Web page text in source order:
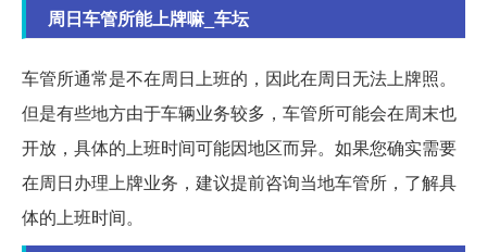
周日车管所能上牌嘛_车坛
车管所通常是不在周日上班的，因此在周日无法上牌照。
但是有些地方由于车辆业务较多，车管所可能会在周末也
开放，具体的上班时间可能因地区而异。如果您确实需要
在周日办理上牌业务，建议提前咨询当地车管所，了解具
体的上班时间。